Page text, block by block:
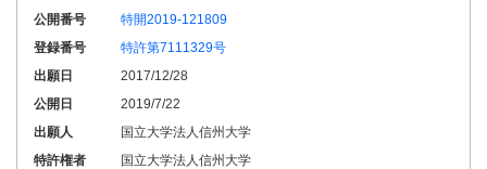
公開番号
特開2019-121809
登録番号
特許第7111329号
出願日
2017/12/28
公開日
2019/7/22
出願人
国立大学法人信州大学
特許権者
国立大学法人信州大学